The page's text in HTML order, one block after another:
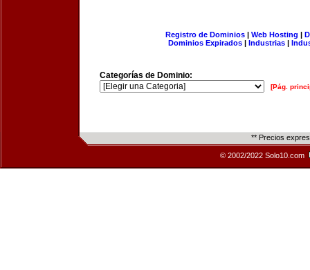
Registro de Dominios| Web Hosting |
Dominios Expirados | Industrias |
Categorías de Dominio:
[Pág.
** Precios
© 2002/2022 Solo10.com